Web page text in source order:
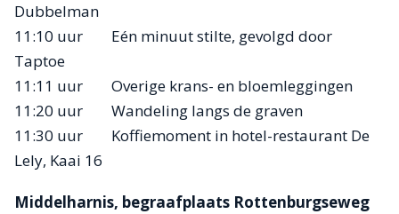
Dubbelman
11:10 uur Eén minuut stilte, gevolgd door
Taptoe
11:11 uur Overige krans- en bloemleggingen
11:20 uur Wandeling langs de graven
11:30 uur Koffiemoment in hotel-restaurant De
Lely, Kaai 16
Middelharnis, begraafplaats Rottenburgseweg